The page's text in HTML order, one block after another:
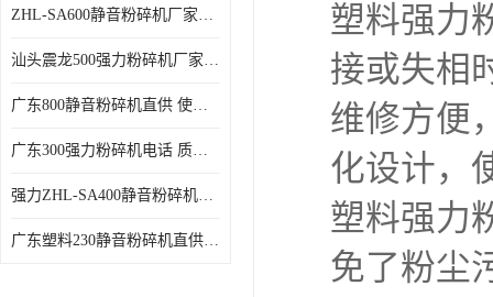
ZHL-SA600静音粉碎机厂家电话 质量可靠
汕头震龙500强力粉碎机厂家批发 噪音低
广东800静音粉碎机直供 使用寿命长
广东300强力粉碎机电话 质量可靠
强力ZHL-SA400静音粉碎机多少钱一台 密封防尘
广东塑料230静音粉碎机直供 使用寿命长
塑料强力
接或失相
维修方便
化设计，
塑料强力
免了粉尘